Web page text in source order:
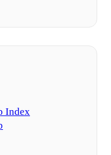
Index